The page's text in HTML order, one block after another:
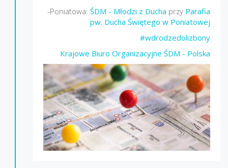
-Poniatowa: ŚDM - Młodzi z Ducha przy Parafia
pw. Ducha Świętego w Poniatowej
#wdrodzedolizbony
Krajowe Biuro Organizacyjne ŚDM - Polska